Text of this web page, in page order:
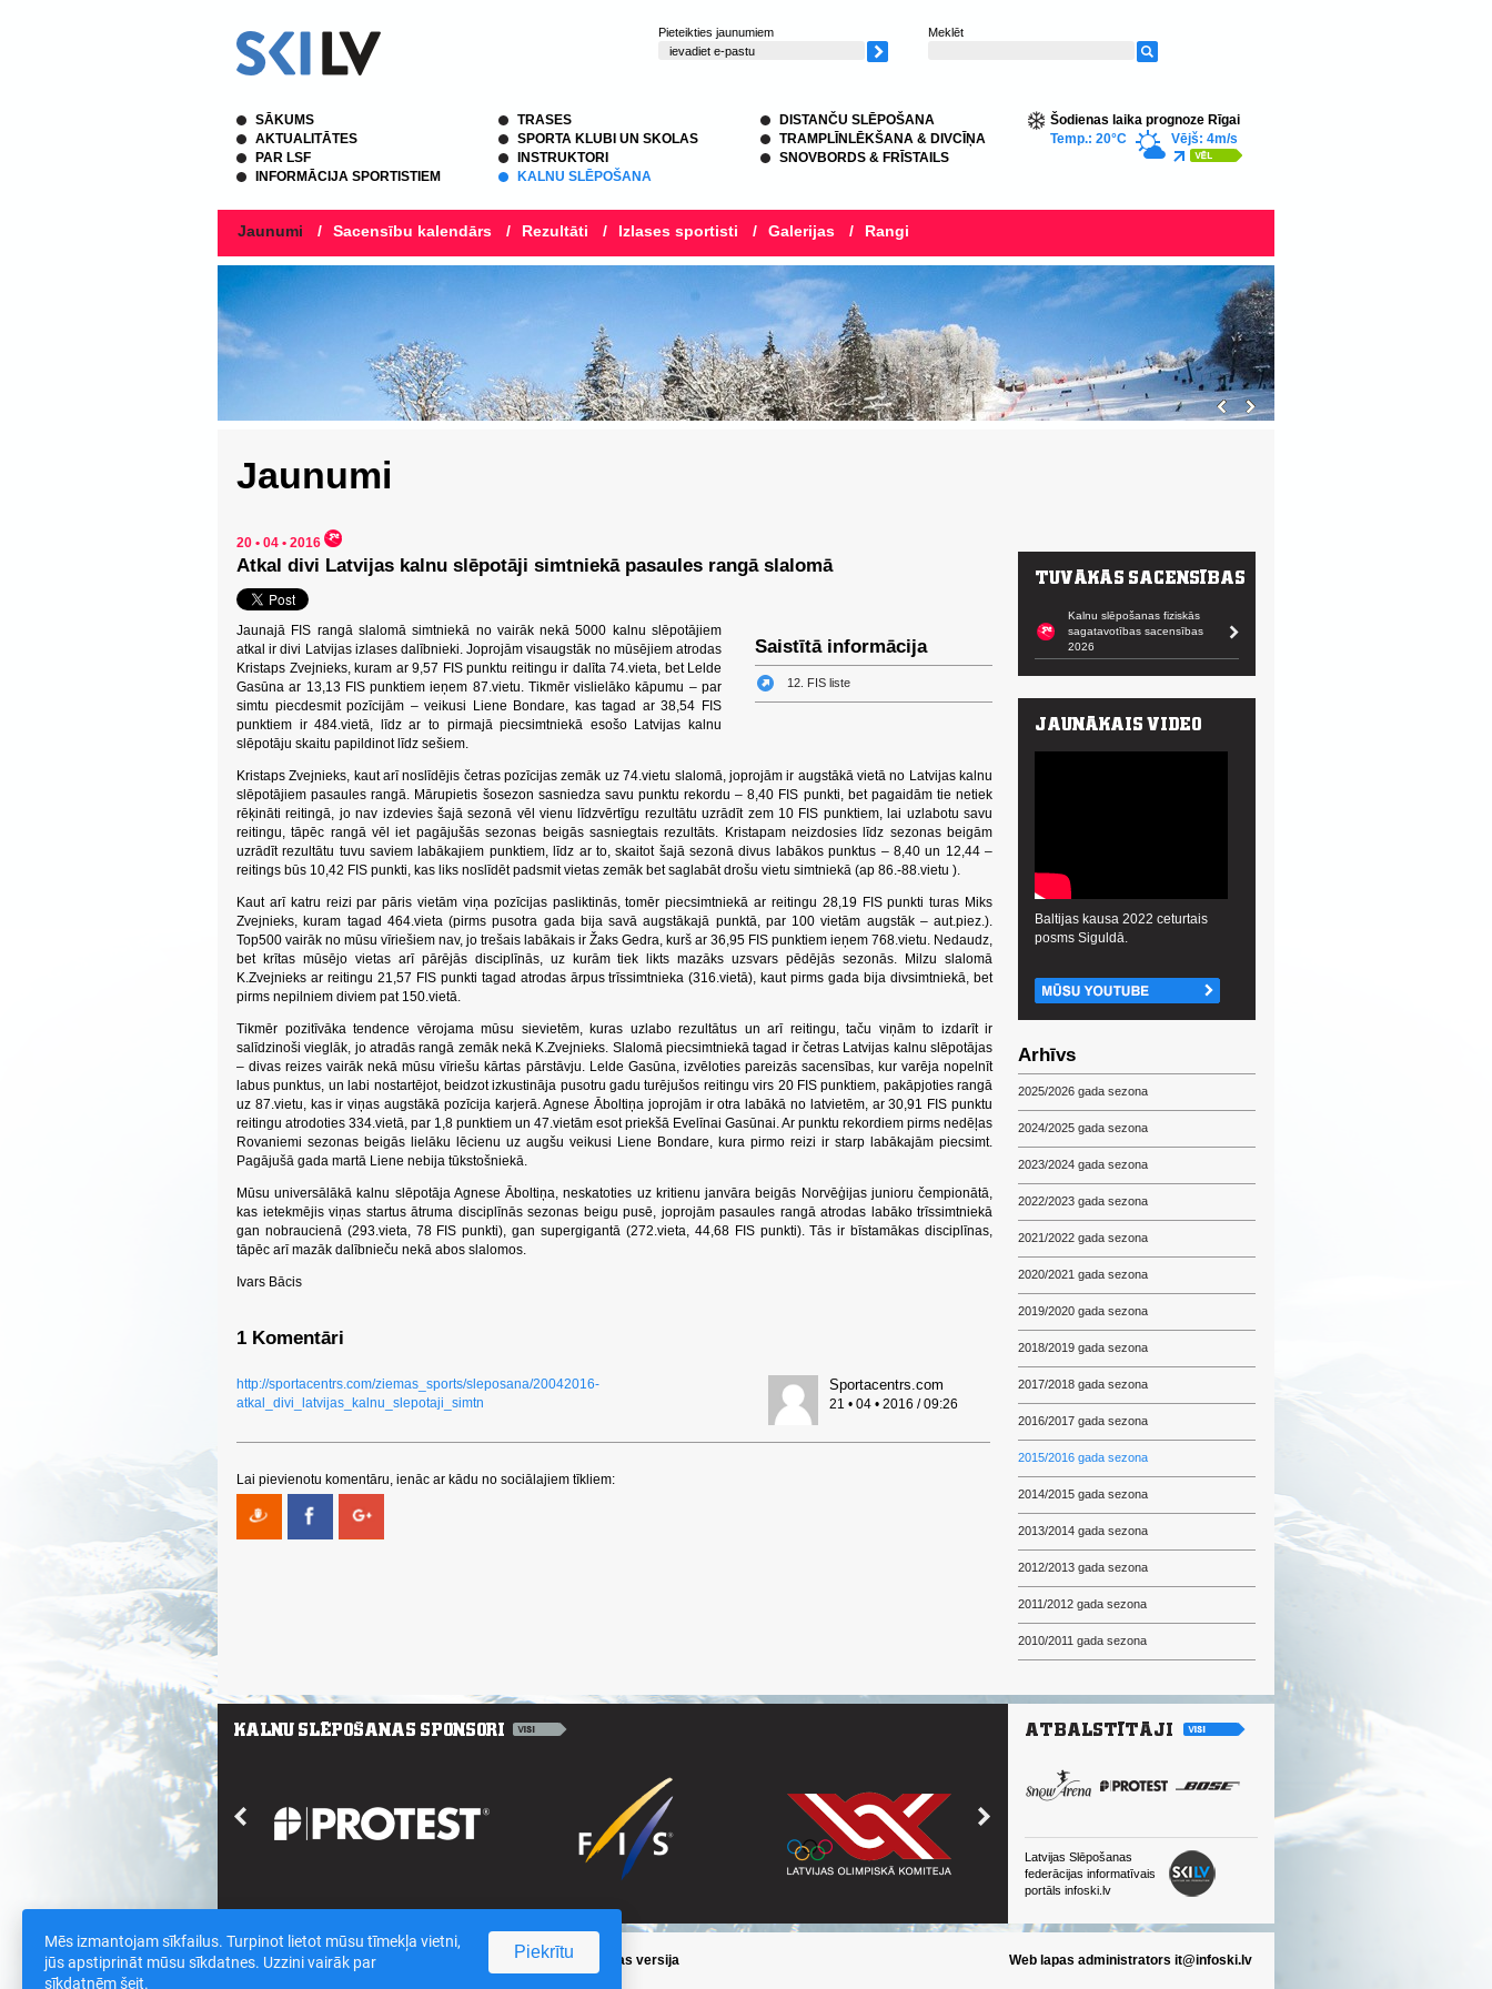
Pieteikties jaunumiem Meklēt
SĀKUMS
AKTUALITĀTES
PAR LSF
INFORMĀCIJA SPORTISTIEM
TRASES
SPORTA KLUBI UN SKOLAS
INSTRUKTORI
KALNU SLĒPOŠANA
DISTANČU SLĒPOŠANA
TRAMPLĪNLĒKŠANA & DIVCĪŅA
SNOVBORDS & FRĪSTAILS
Šodienas laika prognoze Rīgai
Temp.: 20°C
Vējš: 4m/s
Jaunumi / Sacensību kalendārs / Rezultāti / Izlases sportisti / Galerijas / Rangi
Jaunumi
20 • 04 • 2016
Atkal divi Latvijas kalnu slēpotāji simtniekā pasaules rangā slalomā
Saistītā informācija
12. FIS liste
Jaunajā FIS rangā slalomā simtniekā no vairāk nekā 5000 kalnu slēpotājiem
atkal ir divi Latvijas izlases dalībnieki. Joprojām visaugstāk no mūsējiem atrodas
Kristaps Zvejnieks, kuram ar 9,57 FIS punktu reitingu ir dalīta 74.vieta, bet Lelde
Gasūna ar 13,13 FIS punktiem ieņem 87.vietu. Tikmēr vislielāko kāpumu – par
simtu piecdesmit pozīcijām – veikusi Liene Bondare, kas tagad ar 38,54 FIS
punktiem ir 484.vietā, līdz ar to pirmajā piecsimtniekā esošo Latvijas kalnu
slēpotāju skaitu papildinot līdz sešiem.
Kristaps Zvejnieks, kaut arī noslīdējis četras pozīcijas zemāk uz 74.vietu slalomā, joprojām ir augstākā vietā no Latvijas kalnu
slēpotājiem pasaules rangā. Mārupietis šosezon sasniedza savu punktu rekordu – 8,40 FIS punkti, bet pagaidām tie netiek
rēķināti reitingā, jo nav izdevies šajā sezonā vēl vienu līdzvērtīgu rezultātu uzrādīt zem 10 FIS punktiem, lai uzlabotu savu
reitingu, tāpēc rangā vēl iet pagājušās sezonas beigās sasniegtais rezultāts. Kristapam neizdosies līdz sezonas beigām
uzrādīt rezultātu tuvu saviem labākajiem punktiem, līdz ar to, skaitot šajā sezonā divus labākos punktus – 8,40 un 12,44 –
reitings būs 10,42 FIS punkti, kas liks noslīdēt padsmit vietas zemāk bet saglabāt drošu vietu simtniekā (ap 86.-88.vietu ).
Kaut arī katru reizi par pāris vietām viņa pozīcijas pasliktinās, tomēr piecsimtniekā ar reitingu 28,19 FIS punkti turas Miks
Zvejnieks, kuram tagad 464.vieta (pirms pusotra gada bija savā augstākajā punktā, par 100 vietām augstāk – aut.piez.).
Top500 vairāk no mūsu vīriešiem nav, jo trešais labākais ir Žaks Gedra, kurš ar 36,95 FIS punktiem ieņem 768.vietu. Nedaudz,
bet krītas mūsējo vietas arī pārējās disciplīnās, uz kurām tiek likts mazāks uzsvars pēdējās sezonās. Milzu slalomā
K.Zvejnieks ar reitingu 21,57 FIS punkti tagad atrodas ārpus trīssimtnieka (316.vietā), kaut pirms gada bija divsimtniekā, bet
pirms nepilniem diviem pat 150.vietā.
Tikmēr pozitīvāka tendence vērojama mūsu sievietēm, kuras uzlabo rezultātus un arī reitingu, taču viņām to izdarīt ir
salīdzinoši vieglāk, jo atradās rangā zemāk nekā K.Zvejnieks. Slalomā piecsimtniekā tagad ir četras Latvijas kalnu slēpotājas
– divas reizes vairāk nekā mūsu vīriešu kārtas pārstāvju. Lelde Gasūna, izvēloties pareizās sacensības, kur varēja nopelnīt
labus punktus, un labi nostartējot, beidzot izkustināja pusotru gadu turējušos reitingu virs 20 FIS punktiem, pakāpjoties rangā
uz 87.vietu, kas ir viņas augstākā pozīcija karjerā. Agnese Āboltiņa joprojām ir otra labākā no latvietēm, ar 30,91 FIS punktu
reitingu atrodoties 334.vietā, par 1,8 punktiem un 47.vietām esot priekšā Evelīnai Gasūnai. Ar punktu rekordiem pirms nedēļas
Rovaniemi sezonas beigās lielāku lēcienu uz augšu veikusi Liene Bondare, kura pirmo reizi ir starp labākajām piecsimt.
Pagājušā gada martā Liene nebija tūkstošniekā.
Mūsu universālākā kalnu slēpotāja Agnese Āboltiņa, neskatoties uz kritienu janvāra beigās Norvēģijas junioru čempionātā,
kas ietekmējis viņas startus ātruma disciplīnās sezonas beigu pusē, joprojām pasaules rangā atrodas labāko trīssimtniekā
gan nobraucienā (293.vieta, 78 FIS punkti), gan supergigantā (272.vieta, 44,68 FIS punkti). Tās ir bīstamākas disciplīnas,
tāpēc arī mazāk dalībnieču nekā abos slalomos.
Ivars Bācis
1 Komentāri
http://sportacentrs.com/ziemas_sports/sleposana/20042016-
atkal_divi_latvijas_kalnu_slepotaji_simtn
Sportacentrs.com
21 • 04 • 2016 / 09:26
Lai pievienotu komentāru, ienāc ar kādu no sociālajiem tīkliem:
Kalnu slēpošanas fiziskās
sagatavotības sacensības
2026
Baltijas kausa 2022 ceturtais
posms Siguldā.
Arhīvs
2025/2026 gada sezona
2024/2025 gada sezona
2023/2024 gada sezona
2022/2023 gada sezona
2021/2022 gada sezona
2020/2021 gada sezona
2019/2020 gada sezona
2018/2019 gada sezona
2017/2018 gada sezona
2016/2017 gada sezona
2015/2016 gada sezona
2014/2015 gada sezona
2013/2014 gada sezona
2012/2013 gada sezona
2011/2012 gada sezona
2010/2011 gada sezona
Latvijas Slēpošanas
federācijas informatīvais
portāls infoski.lv
Saites / Sīkdatnes un datu drošības politika / Iepriekšējā lapas versija Web lapas administrators it@infoski.lv
Mēs izmantojam sīkfailus. Turpinot lietot mūsu tīmekļa vietni,
jūs apstiprināt mūsu sīkdatnes. Uzzini vairāk par
sīkdatnēmšeit.
Piekrītu